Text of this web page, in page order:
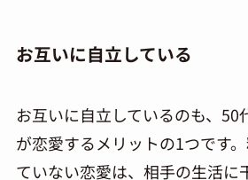
お互いに自立している
お互いに自立しているのも、50
が恋愛するメリットの1つです
ていない恋愛は、相手の生活に